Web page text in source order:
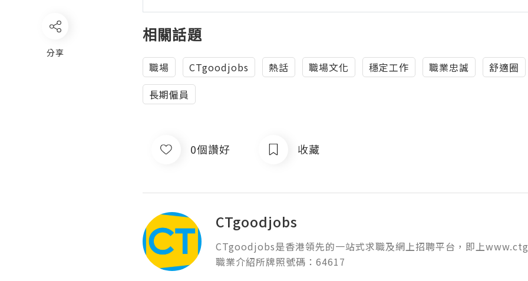
分享
相關話題
職場 CTgoodjobs 熱話 職場文化 穩定工作 職業忠誠
舒適圈
長期僱員
0個讚好 收藏
CTgoodjobs
CTgoodjobs是香港領先的一站式求職及網上招聘平台，即上